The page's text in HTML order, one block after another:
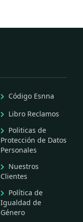
Código Esnna
Libro Reclamos
Politicas de
Protección de Datos
Personales
Nuestros
Clientes
Política de
Igualdad de
Género